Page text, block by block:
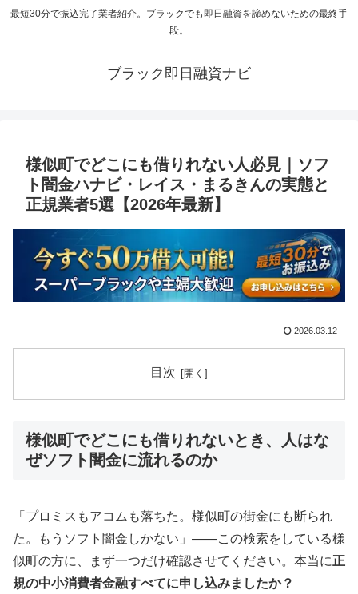
最短30分で振込完了業者紹介。ブラックでも即日融資を諦めないための最終手
段。
ブラック即日融資ナビ
様似町でどこにも借りれない人必見｜ソフ
ト闇金ハナビ・レイス・まるきんの実態と
正規業者5選【2026年最新】
2026.03.12
目次
様似町でどこにも借りれないとき、人はな
ぜソフト闇金に流れるのか
「プロミスもアコムも落ちた。様似町の街金にも断られ
た。もうソフト闇金しかない」——この検索をしている様
似町の方に、まず一つだけ確認させてください。本当に正
規の中小消費者金融すべてに申し込みましたか？